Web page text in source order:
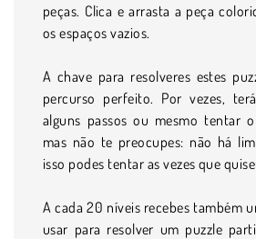
peças. Clica e arrasta a peça
os espaços vazios.
A chave para resolveres estes
percurso perfeito. Por vezes,
alguns passos ou mesmo tentar
mas não te preocupes: não há
isso podes tentar as vezes que
A cada 20 níveis recebes também
usar para resolver um puzzle